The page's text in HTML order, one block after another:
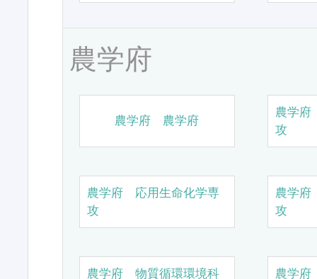
農学府
農学府 農学府
農学
攻
農学府 応用生命化学専
攻
農学
攻
農学府 物質循環環境科
農学